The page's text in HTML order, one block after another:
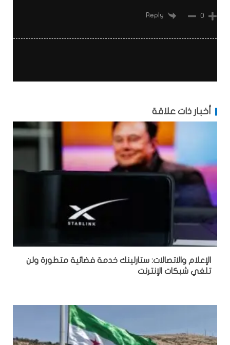
0
Reply
أخبار ذات علاقة
الإعلام والاتصالات: ستارلينك خدمة فضائية متطورة ولن
تلغي شبكات الإنترنت